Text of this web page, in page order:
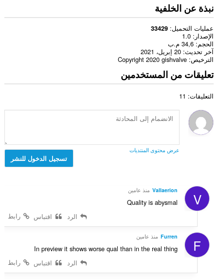
نبذة عن الخلفية
عمليات التحميل 33429
الإصدار
1.0
الحجم 34,6 م.ب
آخر تحديث 20 إبريل، 2021
الترخيص Copyright 2020 gishvalve
تعليقات من المستخدمين
التعليقات: 11
عرض محتوى المنتديات
تسجيل الدخول للنشر
V
Vallaerion منذ عامين
Quality is abysmal
رابط
الرد اقتباس
F
Furren منذ عامين
In preview it shows worse qual than in the real thing
رابط
الرد اقتباس